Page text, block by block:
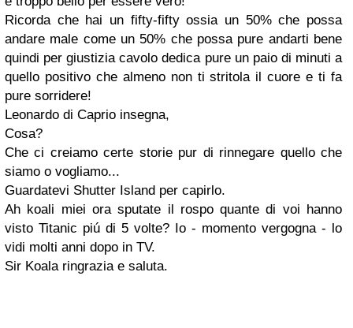
Ricorda che hai un fifty-fifty ossia un 50% che possa
andare male come un 50% che possa pure andarti bene
quindi per giustizia cavolo dedica pure un paio di minuti a
quello positivo che almeno non ti stritola il cuore e ti fa
pure sorridere!
Leonardo di Caprio insegna,
Cosa?
Che ci creiamo certe storie pur di rinnegare quello che
siamo o vogliamo...
Guardatevi Shutter Island per capirlo.
Ah koali miei ora sputate il rospo quante di voi hanno
visto Titanic piú di 5 volte? Io - momento vergogna - lo
vidi molti anni dopo in TV.
Sir Koala ringrazia e saluta.